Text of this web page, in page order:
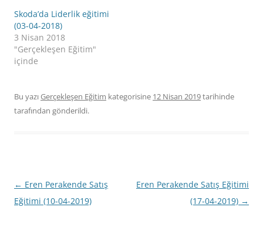
Skoda’da Liderlik eğitimi
(03-04-2018)
3 Nisan 2018
"Gerçekleşen Eğitim"
içinde
Bu yazıGerçekleşen Eğitim kategorisine 12 Nisan 2019tarihinde
tarafından gönderildi.
Yazı
dolaşımı
← Eren Perakende Satış
Eğitimi (10-04-2019)
Eren Perakende Satış Eğitimi
(17-04-2019) →